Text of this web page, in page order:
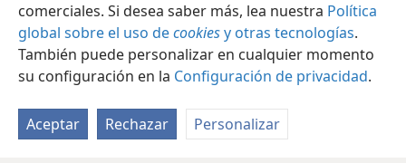
comerciales. Si desea saber más, lea nuestra Política
global sobre el uso decookiesy otras tecnologías.
También puede personalizar en cualquier momento
su configuración en la Configuración de privacidad.
Aceptar Rechazar Personalizar